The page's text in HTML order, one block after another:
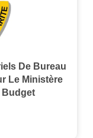
De Bureau
Le Ministère
Budget